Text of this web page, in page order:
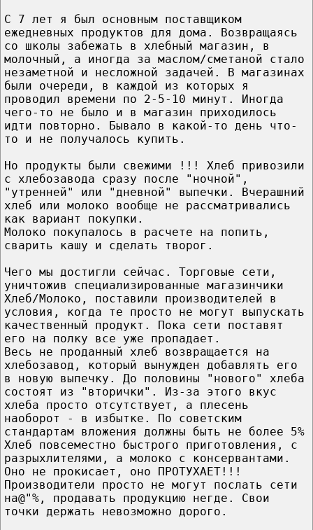
С 7 лет я был основным поставщиком
ежедневных продуктов для дома. Возвращаясь
со школы забежать в хлебный магазин, в
молочный, а иногда за маслом/сметаной стало
незаметной и несложной задачей. В магазинах
были очереди, в каждой из которых я
проводил времени по 2-5-10 минут. Иногда
чего-то не было и в магазин приходилось
идти повторно. Бывало в какой-то день что-
то и не получалось купить.
Но продукты были свежими !!! Хлеб привозили
с хлебозавода сразу после "ночной",
"утренней" или "дневной" выпечки. Вчерашний
хлеб или молоко вообще не рассматривались
как вариант покупки.
Молоко покупалось в расчете на попить,
сварить кашу и сделать творог.
Чего мы достигли сейчас. Торговые сети,
уничтожив специализированные магазинчики
Хлеб/Молоко, поставили производителей в
условия, когда те просто не могут выпускать
качественный продукт. Пока сети поставят
его на полку все уже пропадает.
Весь не проданный хлеб возвращается на
хлебозавод, который вынужден добавлять его
в новую выпечку. До половины "нового" хлеба
состоят из "вторички". Из-за этого вкус
хлеба просто отсутствует, а плесень
наоборот - в избытке. По советским
стандартам вложения должны быть не более 5%
Хлеб повсеместно быстрого приготовления, с
разрыхлителями, а молоко с консервантами.
Оно не прокисает, оно ПРОТУХАЕТ!!!
Производители просто не могут послать сети
на@"%, продавать продукцию негде. Свои
точки держать невозможно дорого.